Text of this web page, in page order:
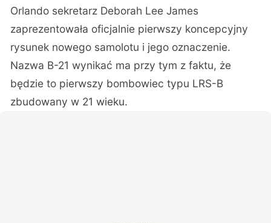
Orlando sekretarz Deborah Lee James
zaprezentowała oficjalnie pierwszy koncepcyjny
rysunek nowego samolotu i jego oznaczenie.
Nazwa B-21 wynikać ma przy tym z faktu, że
będzie to pierwszy bombowiec typu LRS-B
zbudowany w 21 wieku.